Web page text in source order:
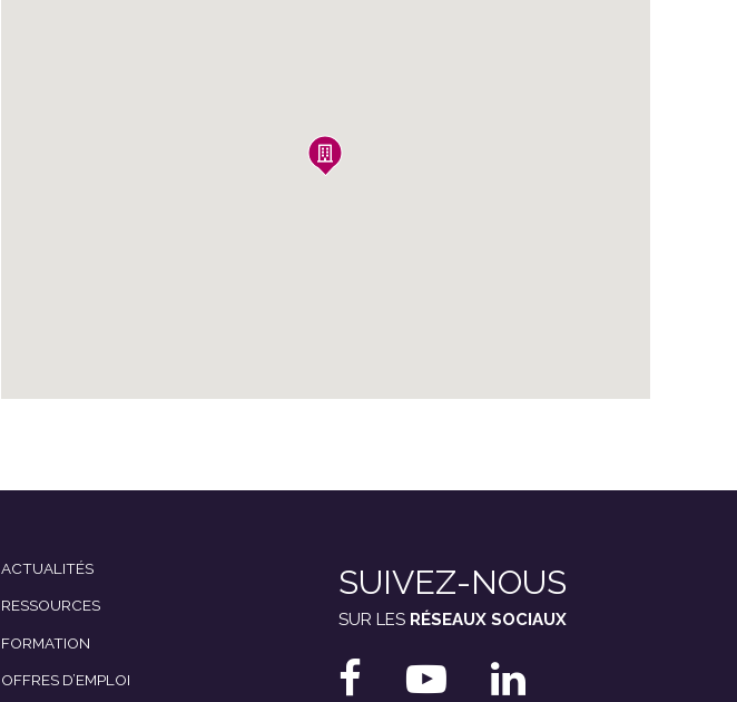
ACTUALITÉS
RESSOURCES
FORMATION
OFFRES D’EMPLOI
SUIVEZ-NOUS
SUR LES RÉSEAUX SOCIAUX